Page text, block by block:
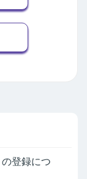
登録につ